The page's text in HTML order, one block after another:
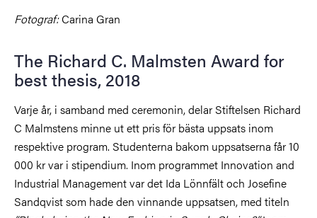
Fotograf:Carina Gran
The Richard C. Malmsten Award for
best thesis, 2018
Varje år, i samband med ceremonin, delar Stiftelsen Richard
C Malmstens minne ut ett pris för bästa uppsats inom
respektive program. Studenterna bakom uppsatserna får 10
000 kr var i stipendium. Inom programmet Innovation and
Industrial Management var det Ida Lönnfält och Josefine
Sandqvist som hade den vinnande uppsatsen, med titeln